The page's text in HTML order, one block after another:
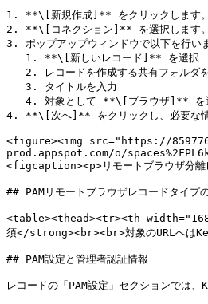
1. **\[新規作成]** をクリックします。
2. **\[コネクション]** を選択します。
3. ポップアップウィンドウで以下を行いま
4. **\[次へ]** をクリックし、必要な情
<figure><img src="https://
prod.appspot.com/o/
<figcaption><p>リモートブラウザ
## PAMリモートブラウザレコードタイプ
<table><thead><tr><th
須</strong><br><br>対象のURLへは
## PAM設定と管理者認証情報
レコードの「PAM設定」セクションでは